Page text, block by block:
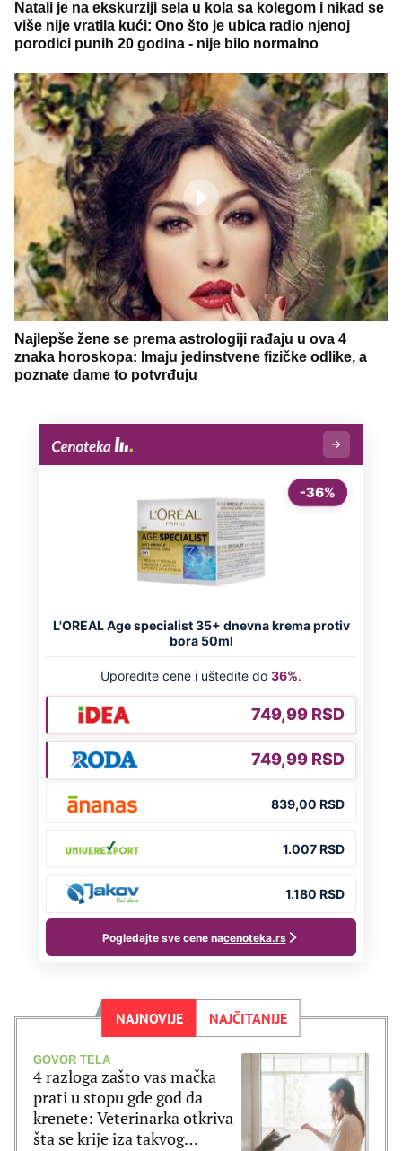
Natali je na ekskurziji sela u kola sa kolegom i nikad se
više nije vratila kući: Ono što je ubica radio njenoj
porodici punih 20 godina - nije bilo normalno
Najlepše žene se prema astrologiji rađaju u ova 4
znaka horoskopa: Imaju jedinstvene fizičke odlike, a
poznate dame to potvrđuju
NAJNOVIJE NAJČITANIJE
GOVOR TELA
4 razloga zašto vas mačka
prati u stopu gde god da
krenete: Veterinarka otkriva
šta se krije iza takvog